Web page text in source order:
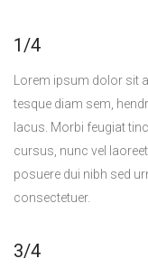
1/4
Lorem ipsum dolor sit
tesque diam sem,
lacus. Morbi feugiat
cursus, nunc vel
posuere dui nibh sed
consectetuer.
3/4